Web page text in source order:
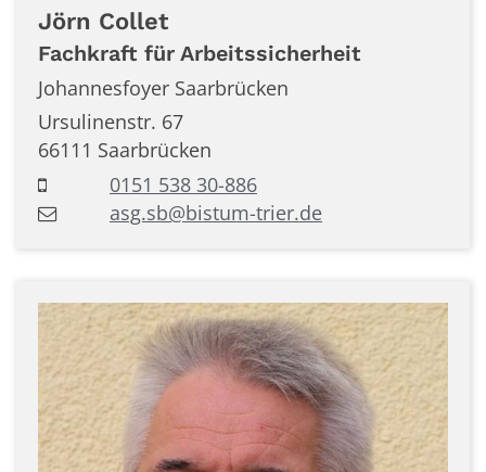
Jörn Collet
Fachkraft für Arbeitssicherheit
Johannesfoyer Saarbrücken
Ursulinenstr. 67
66111 Saarbrücken
0151 538 30-886
asg.sb@bistum-trier.de